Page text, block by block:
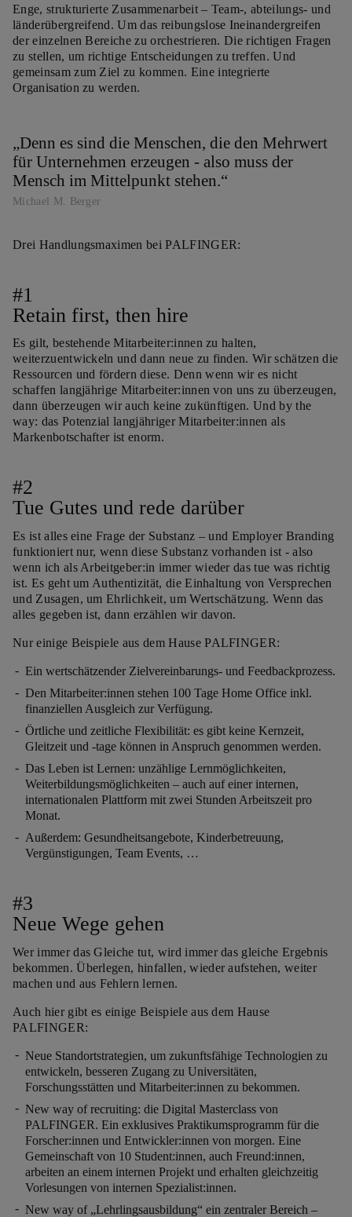
Enge, strukturierte Zusammenarbeit – Team-, abteilungs- und
länderübergreifend. Um das reibungslose Ineinandergreifen
der einzelnen Bereiche zu orchestrieren. Die richtigen Fragen
zu stellen, um richtige Entscheidungen zu treffen. Und
gemeinsam zum Ziel zu kommen. Eine integrierte
Organisation zu werden.
Denn es sind die Menschen, die den Mehrwert
für Unternehmen erzeugen - also muss der
Mensch im Mittelpunkt stehen.
Michael M. Berger
Drei Handlungsmaximen bei PALFINGER:
#1
Retain first, then hire
Es gilt, bestehende Mitarbeiter:innen zu halten,
weiterzuentwickeln und dann neue zu finden. Wir schätzen die
Ressourcen und fördern diese. Denn wenn wir es nicht
schaffen langjährige Mitarbeiter:innen von uns zu überzeugen,
dann überzeugen wir auch keine zukünftigen. Und by the
way: das Potenzial langjähriger Mitarbeiter:innen als
Markenbotschafter ist enorm.
#2
Tue Gutes und rede darüber
Es ist alles eine Frage der Substanz – und Employer Branding
funktioniert nur, wenn diese Substanz vorhanden ist - also
wenn ich als Arbeitgeber:in immer wieder das tue was richtig
ist. Es geht um Authentizität, die Einhaltung von Versprechen
und Zusagen, um Ehrlichkeit, um Wertschätzung. Wenn das
alles gegeben ist, dann erzählen wir davon.
Nur einige Beispiele aus dem Hause PALFINGER:
Ein wertschätzender Zielvereinbarungs- und Feedbackprozess.
Den Mitarbeiter:innen stehen 100 Tage Home Office inkl.
finanziellen Ausgleich zur Verfügung.
Örtliche und zeitliche Flexibilität: es gibt keine Kernzeit,
Gleitzeit und -tage können in Anspruch genommen werden.
Das Leben ist Lernen: unzählige Lernmöglichkeiten,
Weiterbildungsmöglichkeiten – auch auf einer internen,
internationalen Plattform mit zwei Stunden Arbeitszeit pro
Monat.
Außerdem: Gesundheitsangebote, Kinderbetreuung,
Vergünstigungen, Team Events, …
#3
Neue Wege gehen
Wer immer das Gleiche tut, wird immer das gleiche Ergebnis
bekommen. Überlegen, hinfallen, wieder aufstehen, weiter
machen und aus Fehlern lernen.
Auch hier gibt es einige Beispiele aus dem Hause
PALFINGER:
Neue Standortstrategien, um zukunftsfähige Technologien zu
entwickeln, besseren Zugang zu Universitäten,
Forschungsstätten und Mitarbeiter:innen zu bekommen.
New way of recruiting: die Digital Masterclass von
PALFINGER. Ein exklusives Praktikumsprogramm für die
Forscher:innen und Entwickler:innen von morgen. Eine
Gemeinschaft von 10 Student:innen, auch Freund:innen,
arbeiten an einem internen Projekt und erhalten gleichzeitig
Vorlesungen von internen Spezialist:innen.
New way of „Lehrlingsausbildung“ ein zentraler Bereich –